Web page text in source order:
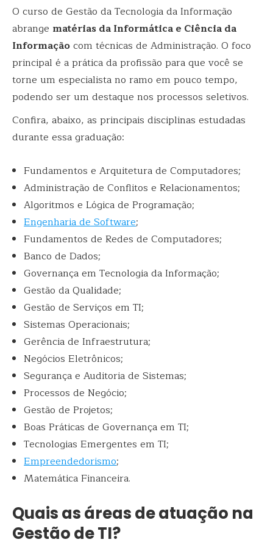
O curso de Gestão da Tecnologia da Informação
abrange matérias da Informática e Ciência da
Informaçãocom técnicas de Administração. O foco
principal é a prática da profissão para que você se
torne um especialista no ramo em pouco tempo,
podendo ser um destaque nos processos seletivos.
Confira, abaixo, as principais disciplinas estudadas
durante essa graduação:
Fundamentos e Arquitetura de Computadores;
Administração de Conflitos e Relacionamentos;
Algoritmos e Lógica de Programação;
Engenharia de Software;
Fundamentos de Redes de Computadores;
Banco de Dados;
Governança em Tecnologia da Informação;
Gestão da Qualidade;
Gestão de Serviços em TI;
Sistemas Operacionais;
Gerência de Infraestrutura;
Negócios Eletrônicos;
Segurança e Auditoria de Sistemas;
Processos de Negócio;
Gestão de Projetos;
Boas Práticas de Governança em TI;
Tecnologias Emergentes em TI;
Empreendedorismo;
Matemática Financeira.
Quais as áreas de atuação na
Gestão de TI?